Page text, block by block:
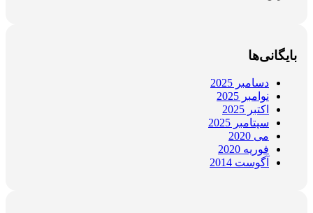
بایگانی‌ها
دسامبر 2025
نوامبر 2025
اکتبر 2025
سپتامبر 2025
می 2020
فوریه 2020
آگوست 2014